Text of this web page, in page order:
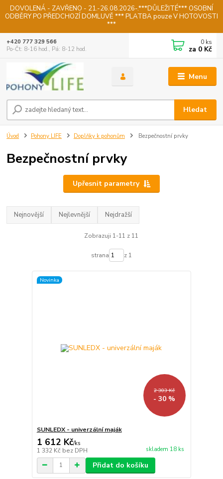
DOVOLENÁ - ZAVŘENO - 21.-26.08.2026-.***DŮLEŽITÉ*** OSOBNÍ
ODBĚRY PO PŘEDCHOZÍ DOMLUVĚ *** PLATBA pouze V HOTOVOSTI
***
Menu
Hledat
+420 777 329 566
Po-Čt: 8-16 hod., Pá: 8-12 hod.
0 ks
za 0 Kč
Úvod Pohony LIFE Doplňky k pohonům Bezpečnostní prvky
Bezpečnostní prvky
Upřesnit parametry
Nejnovější Nejlevnější Nejdražší
Zobrazuji 1-11 z 11
strana z 1
Novinka
2 303 Kč
- 30 %
SUNLEDX - univerzální maják
1 612 Kč/ks
1 332 Kč bez DPH skladem 18 ks
Přidat do košíku